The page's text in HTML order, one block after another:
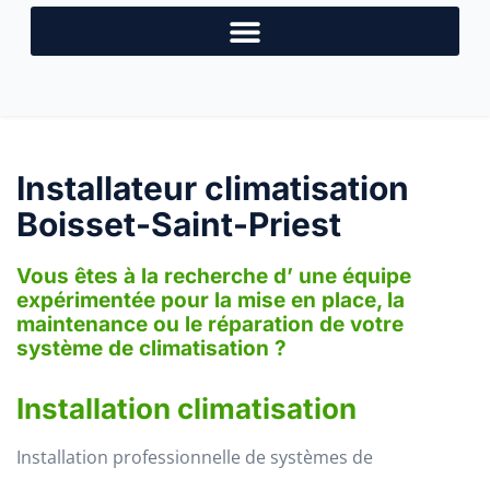
Installateur climatisation
Boisset-Saint-Priest
Vous êtes à la recherche d’ une équipe
expérimentée pour la mise en place, la
maintenance ou le réparation de votre
système de climatisation ?
Installation climatisation
Installation professionnelle de systèmes de